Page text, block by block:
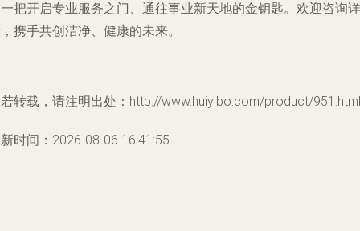
把开启专业服务之门、通往事业新天地的金钥匙。欢迎咨询详
携手共创洁净、健康的未来。
转载，请注明出处：http://www.huiyibo.com/product/951.html
时间：2026-08-06 16:41:55